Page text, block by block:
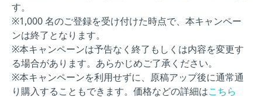
す。
※1,000 名のご登録を受け付けた時点で、本キャンペー
ンは終了となります。
※本キャンペーンは予告なく終了もしくは内容を変更す
る場合があります。あらかじめご了承ください。
※本キャンペーンを利用せずに、原稿アップ後に通常通
り購入することもできます。価格などの詳細はこちら